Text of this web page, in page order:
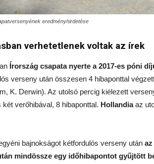
eredményhirdetése
verhetetlenek voltak az írek
Írország csapata nyerte a 2017-es póni
verseny után összesen 4 hibaponttal
K. Derwin). Az utolsó percig kiélezett
verőhibával, 8 hibaponttal. Hollandiaaz
bajnokságot kétfordulós verseny után
mindössze egy időhibapontot gyűjtött